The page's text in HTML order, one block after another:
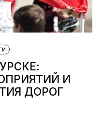
И
ДОРОГ